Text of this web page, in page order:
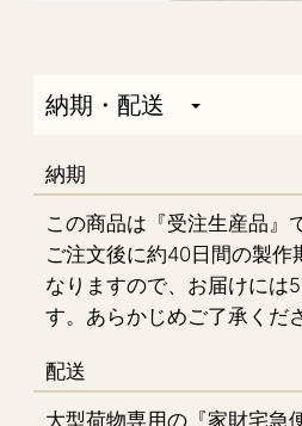
納期・配送
納期
この商品は『受注生産品』
ご注文後に約40日間の製作
なりますので、お届けには
す。あらかじめご了承くだ
配送
大型荷物専用の『家財宅急